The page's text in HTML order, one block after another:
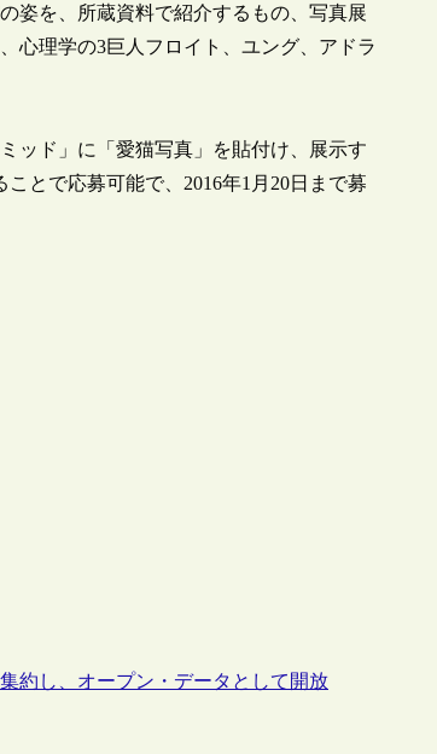
姿を、所蔵資料で紹介するもの、写真展
心理学の3巨人フロイト、ユング、アドラ
ッド」に「愛猫写真」を貼付け、展示す
とで応募可能で、2016年1月20日まで募
約し、オープン・データとして開放